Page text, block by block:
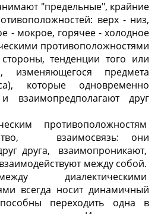
"предельные", крайние
верх - низ,
- мокрое, горячее - холодное
противоположностями
тенденции того или
изменяющегося предмета
которые одновременно
взаимопредполагают друг
противоположностям
взаимосвязь: они
друга, взаимопроникают,
между собой.
диалектическими
всегда носит динамичный
переходить одна в